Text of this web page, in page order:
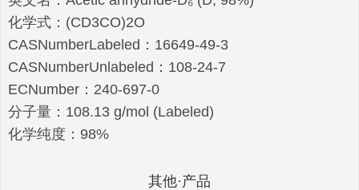
化学式：(CD3CO)2O
CASNumberLabeled：16649-49-3
CASNumberUnlabeled：108-24-7
ECNumber：240-697-0
分子量：108.13 g/mol (Labeled)
化学纯度：98%
其他·产品